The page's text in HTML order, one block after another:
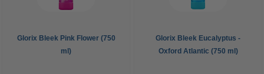
Glorix Bleek Pink Flower (750
ml)
Glorix Bleek Eucalyptus -
Oxford Atlantic (750 ml)